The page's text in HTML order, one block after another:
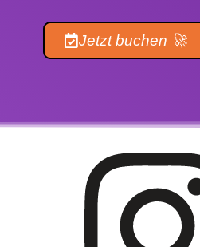
springen
Jetzt buchen 🚀